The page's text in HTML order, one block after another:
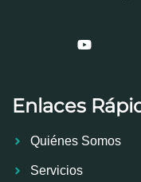
Enlaces
Quiénes Somos
Servicios